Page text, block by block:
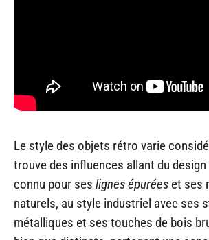
Le style des objets rétro varie
trouve des influences allant du design
connu pour ses lignes épurées et ses
naturels, au style industriel avec ses
métalliques et ses touches de bois